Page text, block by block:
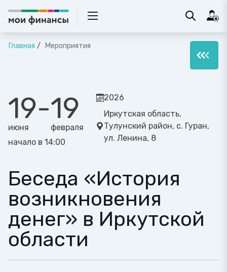
Главная Мероприятия
19
июня
-19
февраля
начало в 14:00
2026
Иркутская область,
Тулунский район, с. Гуран,
ул. Ленина, 8
Беседа «История
возникновения
денег» в Иркутской
области